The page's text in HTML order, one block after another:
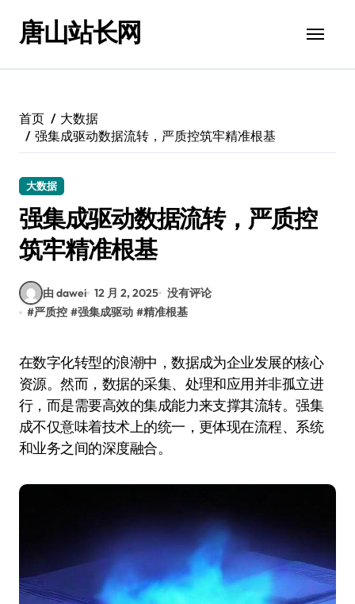
唐山站长网
首页
大数据
强集成驱动数据流转，严质控筑牢精准根基
大数据
强集成驱动数据流转，严质控
筑牢精准根基
由 dawei 12 月 2, 2025 没有评论
#严质控 #强集成驱动 #精准根基
在数字化转型的浪潮中，数据成为企业发展的核心
资源。然而，数据的采集、处理和应用并非孤立进
行，而是需要高效的集成能力来支撑其流转。强集
成不仅意味着技术上的统一，更体现在流程、系统
和业务之间的深度融合。